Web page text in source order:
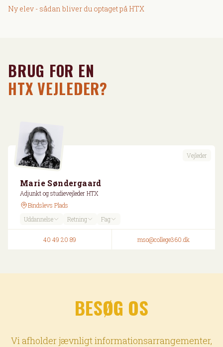
Ny elev - sådan bliver du optaget på HTX
BRUG FOR EN
HTX VEJLEDER?
Vejleder
Marie Søndergaard
Adjunkt og studievejleder HTX
Bindslevs Plads
Uddannelse
Retning Fag
40 49 20 89 mso@college360.dk
BESØG OS
Vi afholder jævnligt informationsarrangementer,